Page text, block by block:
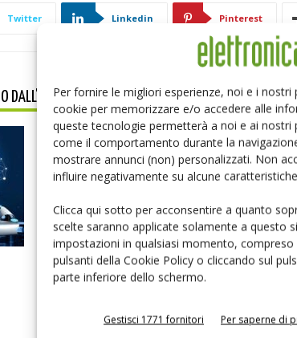
Per fornire le migliori esperienze, noi e i
cookie per memorizzare e/o accedere alle
queste tecnologie permetterà a noi e ai nostri
come il comportamento durante la
mostrare annunci (non) personalizzati. Non
influire negativamente su alcune
Clicca qui sotto per acconsentire a quanto
scelte saranno applicate solamente a questo
impostazioni in qualsiasi momento,
pulsanti della Cookie Policy o cliccando sul
parte inferiore dello schermo.
Gestisci 1771 fornitori Per saperne di
Twitter Linkedin Pinterest
DALL'AUTORE
Smart home: la sfida passa da
sicurezza e interoperabilità
Siemens e